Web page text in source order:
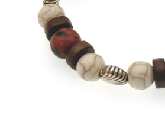
MÉDAILLES ENFANTS
EX-VOTOS ET COEURS SACRÉS
BOUGIES ET CIERGES
CUSTODES ET PYXIDES